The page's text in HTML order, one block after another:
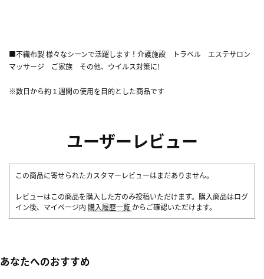
■不織布製 様々なシーンで活躍します！介護施設 トラベル エステサロン
マッサージ ご家族 その他、ウイルス対策に!
※数日から約１週間の使用を目的とした商品です
ユーザーレビュー
この商品に寄せられたカスタマーレビューはまだありません。
レビューはこの商品を購入した方のみ投稿いただけます。購入商品はログ
イン後、マイページ内 購入履歴一覧 からご確認いただけます。
あなたへのおすすめ